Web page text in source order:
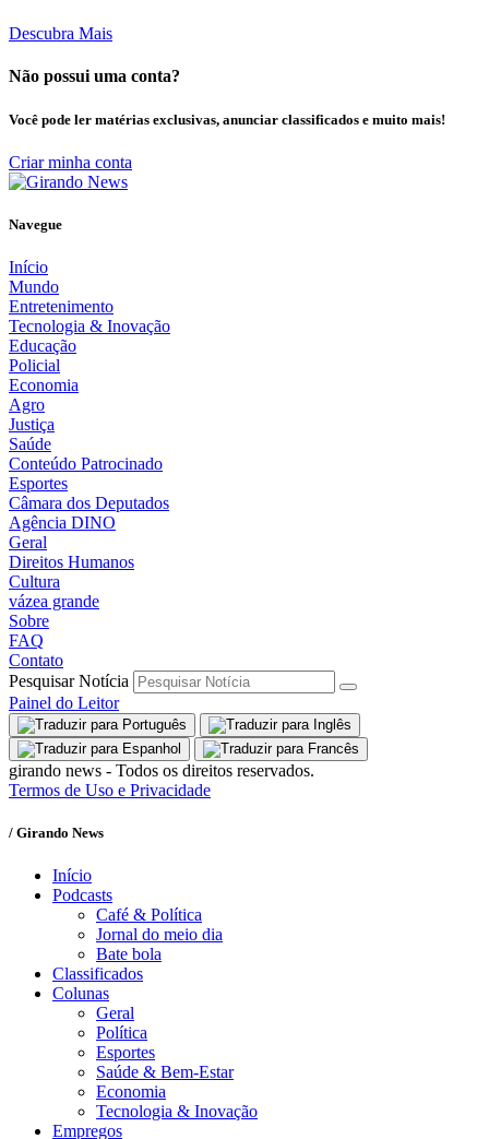
Descubra Mais
Não possui uma conta?
Você pode ler matérias exclusivas, anunciar classificados e muito mais!
Criar minha conta
Navegue
Início
Mundo
Entretenimento
Tecnologia & Inovação
Educação
Policial
Economia
Agro
Justiça
Saúde
Conteúdo Patrocinado
Esportes
Câmara dos Deputados
Agência DINO
Geral
Direitos Humanos
Cultura
vázea grande
Sobre
FAQ
Contato
Pesquisar Notícia
Painel do Leitor
girando news - Todos os direitos reservados.
Termos de Uso e Privacidade
/ Girando News
Início
Podcasts
Café & Política
Jornal do meio dia
Bate bola
Classificados
Colunas
Geral
Política
Esportes
Saúde & Bem-Estar
Economia
Tecnologia & Inovação
Empregos